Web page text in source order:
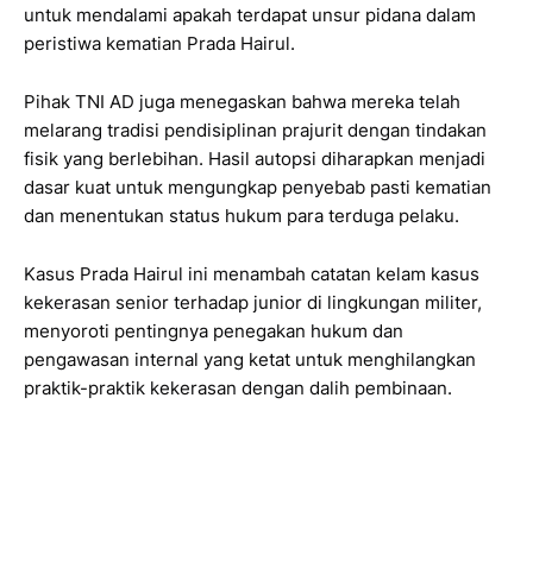
untuk mendalami apakah terdapat unsur pidana dalam
peristiwa kematian Prada Hairul.
Pihak TNI AD juga menegaskan bahwa mereka telah
melarang tradisi pendisiplinan prajurit dengan tindakan
fisik yang berlebihan. Hasil autopsi diharapkan menjadi
dasar kuat untuk mengungkap penyebab pasti kematian
dan menentukan status hukum para terduga pelaku.
Kasus Prada Hairul ini menambah catatan kelam kasus
kekerasan senior terhadap junior di lingkungan militer,
menyoroti pentingnya penegakan hukum dan
pengawasan internal yang ketat untuk menghilangkan
praktik-praktik kekerasan dengan dalih pembinaan.